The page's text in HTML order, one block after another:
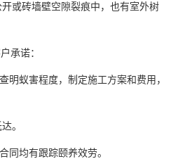
或砖墙壁空隙裂痕中，也有室外树
承诺：
明蚁害程度，制定施工方案和费用，
。
同均有跟踪颐养效劳。